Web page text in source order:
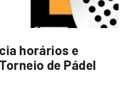
horários e
de Pádel